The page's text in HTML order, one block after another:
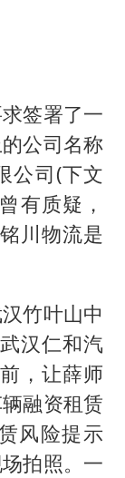
签署了一
公司名称
公司(下文
有质疑，
川物流是
竹叶山中
汉仁和汽
，让薛师
融资租赁
风险提示
拍照。一